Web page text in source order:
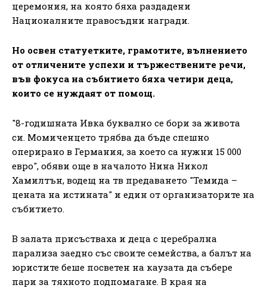
церемония, на която бяха раздадени
Националните правосъдни награди.
Но освен статуетките, грамотите, вълнението
от отличените успехи и тържествените речи,
във фокуса на събитието бяха четири деца,
които се нуждаят от помощ.
"8-годишната Ивка буквално се бори за живота
си. Момиченцето трябва да бъде спешно
оперирано в Германия, за което са нужни 15 000
евро", обяви още в началото Нина Никол
Хамилтън, водещ на тв предаването "Темида –
цената на истината" и един от организаторите на
събитието.
В залата присъстваха и деца с церебрална
парализа заедно със своите семейства, а балът на
юристите беше посветен на каузата да събере
пари за тяхното подпомагане. В края на